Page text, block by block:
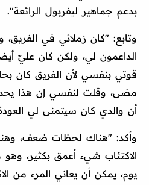
بدعم جماهير ليفربول الرائعة".
وتابع: "كان زملائي في
الداعمون لي، ولكن كان عليّ
قوتي بنفسي لأن الفريق كان
مضى، وقلت لنفسي إن هذا
أن والدي كان سيتمنى لي
وأكد: "هناك لحظات ضعف،
الاكتئاب شيء أعمق بكثير،
يوم، يمكن أن يعاني المرء من